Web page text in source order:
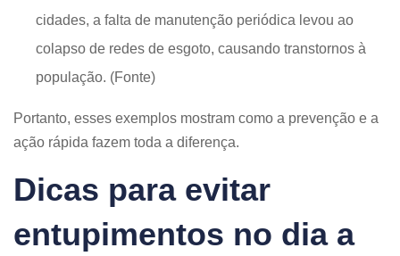
cidades, a falta de manutenção periódica levou ao
colapso de redes de esgoto, causando transtornos à
população. (Fonte)
Portanto, esses exemplos mostram como a prevenção e a
ação rápida fazem toda a diferença.
Dicas para evitar
entupimentos no dia a